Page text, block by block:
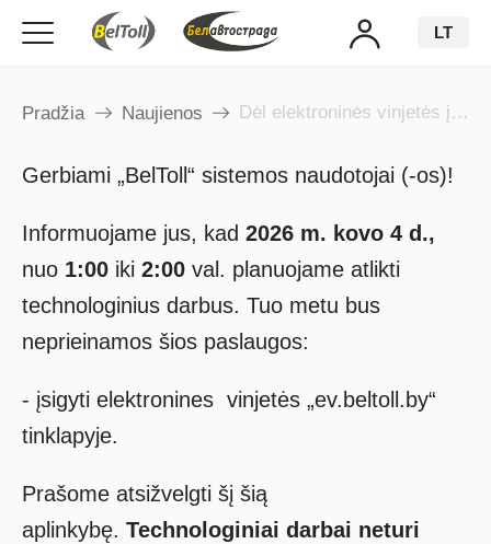
LT
Pradžia Naujienos Dėl elektroninės vinjetės įsigijimo
Gerbiami „BelToll“ sistemos naudotojai (-os)!
Informuojame jus, kad 2026 m. kovo 4 d.,
nuo 1:00iki 2:00val. planuojame atlikti
technologinius darbus. Tuo metu bus
neprieinamos šios paslaugos:
- įsigyti elektronines vinjetės „ev.beltoll.by“
tinklapyje.
Prašome atsižvelgti šį šią
aplinkybę. Technologiniai darbai neturi